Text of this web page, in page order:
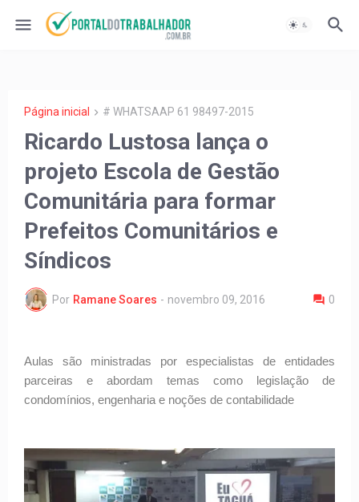
Página inicial # WHATSAAP 61 98497-2015
Ricardo Lustosa lança o
projeto Escola de Gestão
Comunitária para formar
Prefeitos Comunitários e
Síndicos
Por Ramane Soares - novembro 09, 2016 0
Aulas são ministradas por especialistas de entidades
parceiras e abordam temas como legislação de
condomínios, engenharia e noções de contabilidade